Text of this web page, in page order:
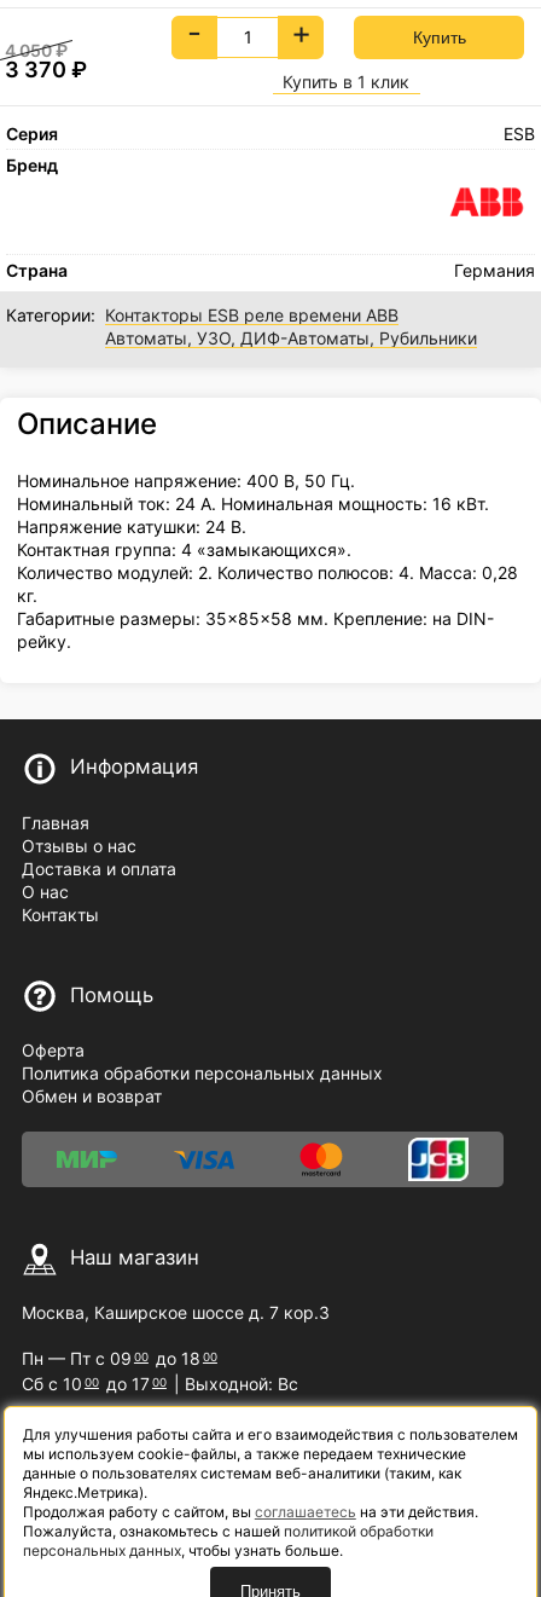
4 050₽
3 370₽
- +
Купить в 1 клик
Серия
ESB
Бренд
Страна Германия
Категории: Контакторы ESB реле времени ABB
Автоматы, УЗО, ДИФ-Автоматы, Рубильники
Описание
Номинальное напряжение: 400 В, 50 Гц.
Номинальный ток: 24 А. Номинальная мощность: 16 кВт.
Напряжение катушки: 24 В.
Контактная группа: 4 «замыкающихся».
Количество модулей: 2. Количество полюсов: 4. Масса: 0,28
кг.
Габаритные размеры: 35×85×58 мм. Крепление: на DIN-
рейку.
Информация
Главная
Отзывы о нас
Доставка и оплата
О нас
Контакты
Помощь
Оферта
Политика обработки персональных данных
Обмен и возврат
Наш магазин
Москва, Каширское шоссе д. 7 кор.3
Пн — Пт с 09 00 до 18 00
Сб с 10 00 до 1700 | Выходной: Вс
Наши контакты
8 (800) 200-09-07
info@samelectro.ru
Для улучшения работы сайта и его взаимодействия с пользователем
мы используем cookie-файлы, а также передаем технические
данные о пользователях системам веб-аналитики (таким, как
Яндекс.Метрика).
Продолжая работу с сайтом, вы соглашаетесь на эти действия.
Пожалуйста, ознакомьтесь с нашей политикой обработки
персональных данных, чтобы узнать больше.
Принять